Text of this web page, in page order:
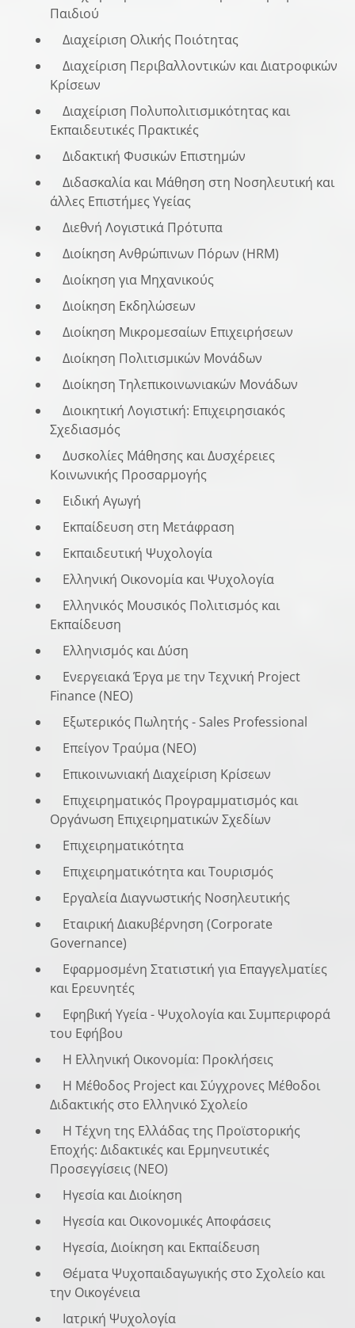
Παιδιού
Διαχείριση Ολικής Ποιότητας
Διαχείριση Περιβαλλοντικών και Διατροφικών
Κρίσεων
Διαχείριση Πολυπολιτισμικότητας και
Εκπαιδευτικές Πρακτικές
Διδακτική Φυσικών Επιστημών
Διδασκαλία και Μάθηση στη Νοσηλευτική και
άλλες Επιστήμες Υγείας
Διεθνή Λογιστικά Πρότυπα
Διοίκηση Ανθρώπινων Πόρων (HRM)
Διοίκηση για Μηχανικούς
Διοίκηση Εκδηλώσεων
Διοίκηση Μικρομεσαίων Επιχειρήσεων
Διοίκηση Πολιτισμικών Μονάδων
Διοίκηση Τηλεπικοινωνιακών Μονάδων
Διοικητική Λογιστική: Επιχειρησιακός
Σχεδιασμός
Δυσκολίες Μάθησης και Δυσχέρειες
Κοινωνικής Προσαρμογής
Ειδική Αγωγή
Εκπαίδευση στη Μετάφραση
Εκπαιδευτική Ψυχολογία
Ελληνική Οικονομία και Ψυχολογία
Ελληνικός Μουσικός Πολιτισμός και
Εκπαίδευση
Ελληνισμός και Δύση
Ενεργειακά Έργα με την Τεχνική Project
Finance (NEO)
Εξωτερικός Πωλητής - Sales Professional
Επείγον Τραύμα (NEO)
Επικοινωνιακή Διαχείριση Κρίσεων
Επιχειρηματικός Προγραμματισμός και
Οργάνωση Επιχειρηματικών Σχεδίων
Επιχειρηματικότητα
Επιχειρηματικότητα και Τουρισμός
Εργαλεία Διαγνωστικής Νοσηλευτικής
Εταιρική Διακυβέρνηση (Corporate
Governance)
Εφαρμοσμένη Στατιστική για Επαγγελματίες
και Ερευνητές
Εφηβική Υγεία - Ψυχολογία και Συμπεριφορά
του Εφήβου
Η Ελληνική Οικονομία: Προκλήσεις
Η Μέθοδος Project και Σύγχρονες Μέθοδοι
Διδακτικής στο Ελληνικό Σχολείο
Η Τέχνη της Ελλάδας της Προϊστορικής
Εποχής: Διδακτικές και Ερμηνευτικές
Προσεγγίσεις (NEO)
Ηγεσία και Διοίκηση
Ηγεσία και Οικονομικές Αποφάσεις
Ηγεσία, Διοίκηση και Εκπαίδευση
Θέματα Ψυχοπαιδαγωγικής στο Σχολείο και
την Οικογένεια
Ιατρική Ψυχολογία